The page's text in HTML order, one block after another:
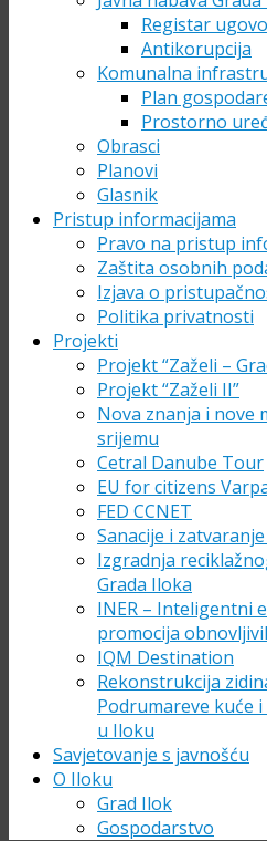
Registar
Antikorupcija
Komunalna
Plan
Prostorno
Obrasci
Planovi
Glasnik
Pristup informacijama
Pravo na pristup
Zaštita osobnih
Izjava o
Politika privatnosti
Projekti
Projekt “Zaželi –
Projekt “Zaželi II”
Nova znanja i nove
srijemu
Cetral Danube Tour
EU for citizens
FED CCNET
Sanacije i
Izgradnja
Grada Iloka
INER – Inteligentni
promocija
IQM Destination
Rekonstrukcija
Podrumareve kuće
u Iloku
Savjetovanje s javnošću
O Iloku
Grad Ilok
Gospodarstvo